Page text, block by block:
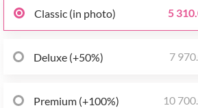
Classic (in photo) 5
Deluxe (+50%) 7
Premium (+100%) 10